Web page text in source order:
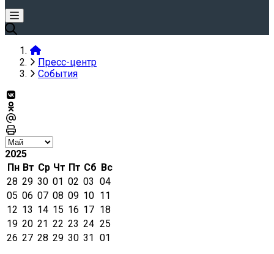
Пресс-центр
События
2025
Пн Вт Ср Чт Пт Сб Вс
28 29 30 01 02 03 04
05 06 07 08 09 10 11
12 13 14 15 16 17 18
19 20 21 22 23 24 25
26 27 28 29 30 31 01